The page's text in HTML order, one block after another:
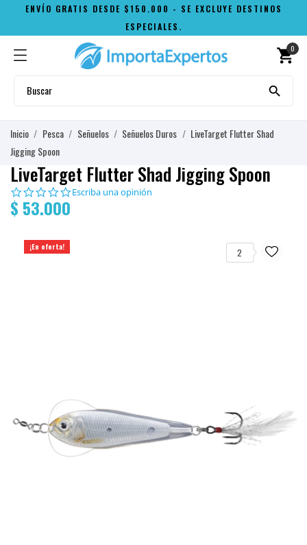
ENVÍO GRATIS DESDE $150.000 - SE EXCLUYE DESTINOS
ESPECIALES.
shopping_cart
0

Inicio Pesca Señuelos Señuelos Duros
LiveTarget Flutter Shad
Jigging Spoon
LiveTarget Flutter Shad Jigging Spoon
0.0
Escriba una opinión
$ 53.000
¡En oferta!
2